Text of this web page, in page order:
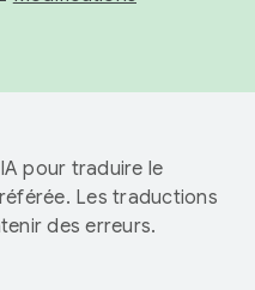
pour traduire le
Les traductions
des erreurs.